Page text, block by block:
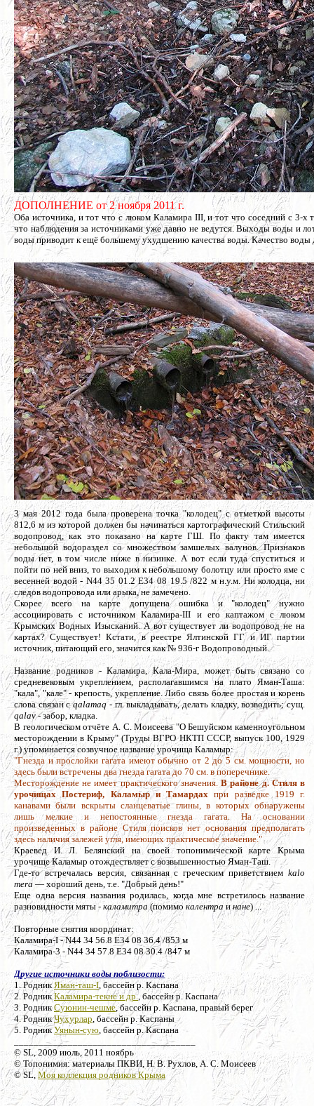
ДОПОЛНЕНИЕ от 2 ноября 2011 г.
Оба источника, и тот что с люком Каламира III, и тот что соседний с 3-
что наблюдения за источниками уже давно не ведутся. Выходы воды и
воды приводит к ещё большему ухудшению качества воды. Качество
3 мая 2012 года была проверена точка "колодец" с отметкой высоты
812,6 м из которой должен бы начинаться картографический Стильский
водопровод, как это показано на карте ГШ. По факту там имеется
небольшой водораздел со множеством замшелых валунов. Признаков
воды нет, в том числе ниже в низинке. А вот если туда спуститься и
пойти по ней вниз, то выходим к небольшому болотцу или просто яме с
весенней водой - N44 35 01.2 E34 08 19.5 /822 м н.у.м. Ни колодца, ни
следов водопровода или арыка, не замечено.
Скорее всего на карте допущена ошибка и "колодец" нужно
ассоциировать с источником Каламира-III и его каптажом с люком
Крымских Водных Изысканий. А вот существует ли водопровод не на
картах? Существует! Кстати, вреестре Ялтинской ГГ и ИГ партии
источник, питающий его, значится как № 936-г Водопроводный.
Название родников - Каламира, Кала-Мира, может быть связано со
средневековым укреплением, располагавшимся на плато Яман-Таша:
"кала", "кале" - крепость, укрепление. Либо связь более простая и корень
слова связан сqalamaq- гл. выкладывать, делать кладку, возводить; сущ.
qalav- забор, кладка.
В геологическом отчёте А. С. Моисеева "О Бешуйском каменноугольном
месторождении в Крыму" (Труды ВГРО НКТП СССР, выпуск 100, 1929
г.) упоминается созвучное название урочища Каламыр:
"Гнезда и прослойки гагата имеют обычно от 2 до 5 см. мощности, но
здесь были встречены два гнезда гагата до 70 см. в поперечнике.
Месторождение не имеет практического значения.В районе д. Стиля в
урочищах Постериф, Каламыр и Тамардах при разведке 1919 г.
канавами были вскрыты сланцеватые глины, в которых обнаружены
лишь мелкие и непостоянные гнезда гагата. На основании
произведенных в районе Стиля поисков нет основания предполагать
здесь наличия залежей угля, имеющих практическое значение."
Краевед И. Л. Белянский на своей топонимической карте Крыма
урочище Каламыр отождествляет с возвышенностью Яман-Таш.
Где-то встречалась версия, связанная с греческим приветствием kalo
mera — хороший день, т.е. "Добрый день!"
Еще одна версия названия родилась, когда мне встретилось название
разновидности мяты - каламитра (помимо калентра инане) ...
Повторные снятия координат:
Каламира-I - N44 34 56.8 E34 08 36.4 /853 м
Каламира-3 - N44 34 57.8 E34 08 30.4 /847 м
Другие источники воды поблизости:
1. РодникЯман-таш-I, бассейн р. Каспана
2. РодникКаламира-текне и др., бассейн р. Каспана
3. РодникСуюнин-чешме, бассейн р. Каспана, правый берег
4. РодникЧухурлар, бассейн р. Каспаны
5. РодникУянын-сую, бассейн р. Каспана
_____________________________________
© SL, 2009 июль, 2011 ноябрь
© Топонимия: материалы ПКВИ, Н. В. Рухлов, А. С. Моисеев
© SL, Моя коллекция родников Крыма